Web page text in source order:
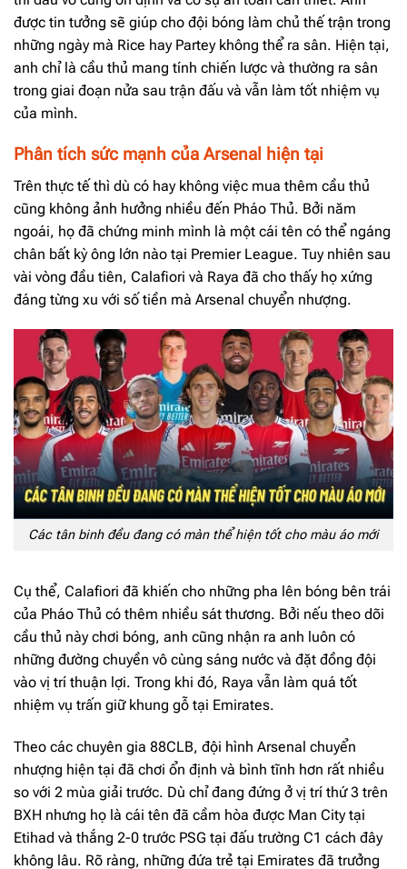
được tin tưởng sẽ giúp cho đội bóng làm chủ thế trận trong
những ngày mà Rice hay Partey không thể ra sân. Hiện tại,
anh chỉ là cầu thủ mang tính chiến lược và thường ra sân
trong giai đoạn nửa sau trận đấu và vẫn làm tốt nhiệm vụ
của mình.
Phân tích sức mạnh của Arsenal hiện tại
Trên thực tế thì dù có hay không việc mua thêm cầu thủ
cũng không ảnh hưởng nhiều đến Pháo Thủ. Bởi năm
ngoái, họ đã chứng minh mình là một cái tên có thể ngáng
chân bất kỳ ông lớn nào tại Premier League. Tuy nhiên sau
vài vòng đầu tiên, Calafiori và Raya đã cho thấy họ xứng
đáng từng xu với số tiền mà Arsenal chuyển nhượng.
Các tân binh đều đang có màn thể hiện tốt cho màu áo mới
Cụ thể, Calafiori đã khiến cho những pha lên bóng bên trái
của Pháo Thủ có thêm nhiều sát thương. Bởi nếu theo dõi
cầu thủ này chơi bóng, anh cũng nhận ra anh luôn có
những đường chuyền vô cùng sáng nước và đặt đồng đội
vào vị trí thuận lợi. Trong khi đó, Raya vẫn làm quá tốt
nhiệm vụ trấn giữ khung gỗ tại Emirates.
Theo các chuyên gia 88CLB, đội hình Arsenal chuyển
nhượng hiện tại đã chơi ổn định và bình tĩnh hơn rất nhiều
so với 2 mùa giải trước. Dù chỉ đang đứng ở vị trí thứ 3 trên
BXH nhưng họ là cái tên đã cầm hòa được Man City tại
Etihad và thắng 2-0 trước PSG tại đấu trường C1 cách đây
không lâu. Rõ ràng, những đứa trẻ tại Emirates đã trưởng